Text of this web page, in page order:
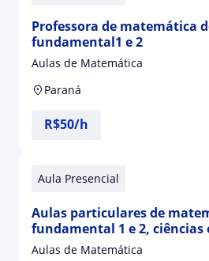
Professora de matemática
fundamental1 e 2
Aulas de Matemática
Paraná
R$50/h
Aula Presencial
Aulas particulares de
fundamental 1 e 2, ciências
química ensino médio
Aulas de Matemática